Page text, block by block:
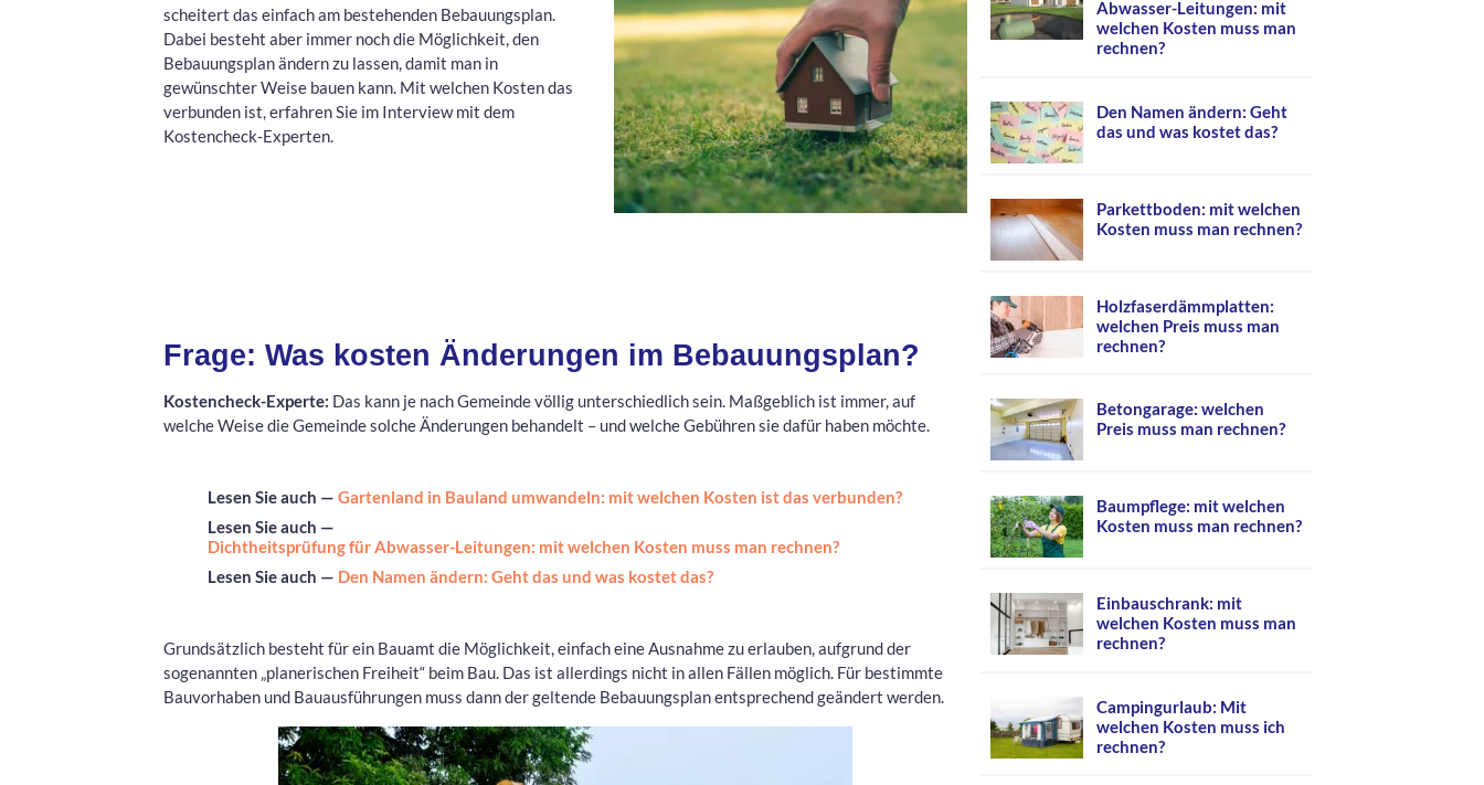
scheitert das einfach am bestehenden Bebauungsplan.
Dabei besteht aber immer noch die Möglichkeit, den
Bebauungsplan ändern zu lassen, damit man in
gewünschter Weise bauen kann. Mit welchen Kosten das
verbunden ist, erfahren Sie im Interview mit dem
Kostencheck-Experten.
Frage: Was kosten Änderungen im Bebauungsplan?
Kostencheck-Experte: Das kann je nach Gemeinde völlig unterschiedlich sein. Maßgeblich ist immer, auf
welche Weise die Gemeinde solche Änderungen behandelt – und welche Gebühren sie dafür haben möchte.
Lesen Sie auch — Gartenland in Bauland umwandeln: mit welchen Kosten ist das verbunden?
Lesen Sie auch —
Dichtheitsprüfung für Abwasser-Leitungen: mit welchen Kosten muss man rechnen?
Lesen Sie auch — Den Namen ändern: Geht das und was kostet das?
Grundsätzlich besteht für ein Bauamt die Möglichkeit, einfach eine Ausnahme zu erlauben, aufgrund der
sogenannten „planerischen Freiheit“ beim Bau. Das ist allerdings nicht in allen Fällen möglich. Für bestimmte
Bauvorhaben und Bauausführungen muss dann der geltende Bebauungsplan entsprechend geändert werden.
Abwasser-Leitungen: mit
welchen Kosten muss man
rechnen?
Den Namen ändern: Geht
das und was kostet das?
Parkettboden: mit welchen
Kosten muss man rechnen?
Holzfaserdämmplatten:
welchen Preis muss man
rechnen?
Betongarage: welchen
Preis muss man rechnen?
Baumpflege: mit welchen
Kosten muss man rechnen?
Einbauschrank: mit
welchen Kosten muss man
rechnen?
Campingurlaub: Mit
welchen Kosten muss ich
rechnen?